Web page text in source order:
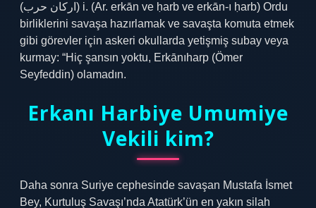
(ﺍﺭﻛﺎﻥ ﺣﺮﺏ) i. (Ar. erkān ve ḥarb ve erkān-ı ḥarb) Ordu
birliklerini savaşa hazırlamak ve savaşta komuta etmek
gibi görevler için askeri okullarda yetişmiş subay veya
kurmay: “Hiç şansın yoktu, Erkānıharp (Ömer
Seyfeddin) olamadın.
Erkanı Harbiye Umumiye
Vekili kim?
Daha sonra Suriye cephesinde savaşan Mustafa İsmet
Bey, Kurtuluş Savaşı’nda Atatürk’ün en yakın silah